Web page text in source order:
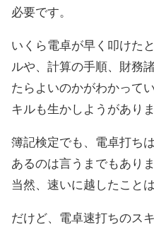
必要です。
いくら電卓が早く叩けた
ルや、計算の手順、財務
たらよいのかがわかって
キルも生かしようがありま
簿記検定でも、電卓打ち
あるのは言うまでもありま
当然、速いに越したこと
だけど、電卓速打ちのス